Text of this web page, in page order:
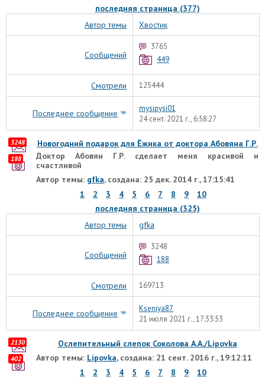
последняя страница (377)
Автор темы Хвостик
Сообщений
3765
449
Смотрели 125444
Последнее сообщение
mysipysi01
24 сент. 2021 г., 6:58:27
Новогодний подарок для Ёжика от доктора Абовяна Г.Р.
Доктор Абовян Г.Р. сделает меня красивой и
счастливой
Автор темы: gfka, создана: 25 дек. 2014 г., 17:15:41
1
2 3 4 5 6 7 8 9
10
последняя страница (325)
3248
188
Автор темы gfka
Сообщений
3248
188
Смотрели 169713
Последнее сообщение
Kseniya87
21 июля 2021 г., 17:33:53
Ослепительный слепок Соколова А.А./Lipovka
Автор темы: Lipovka, создана: 21 сент. 2016 г., 19:12:11
1
2 3 4 5 6 7 8 9
10
2130
402